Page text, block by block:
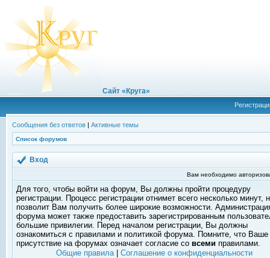
Сайт «Круга»
Сообщения без ответов | Активные темы
Список форумов
Вход
Вам необходимо
Для того, чтобы войти на форум, Вы должны пройти процедуру
регистрации. Процесс регистрации отнимет всего несколько минут,
позволит Вам получить более широкие возможности.
форума может также предоставить зарегистрированным
большие привилегии. Перед началом регистрации, Вы должны
ознакомиться с правилами и политикой форума. Помните, что Ваше
присутствие на форумах означает согласие со всеми правилами.
Общие правила| Соглашение о конфиденциальности